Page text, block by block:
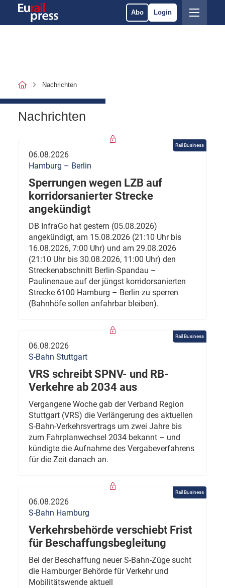
Abo Login
Nachrichten
Nachrichten
Rail Business
06.08.2026
Hamburg – Berlin
Sperrungen wegen LZB auf
korridorsanierter Strecke
angekündigt
DB InfraGo hat gestern (05.08.2026)
angekündigt, am 15.08.2026 (21:10 Uhr bis
16.08.2026, 7:00 Uhr) und am 29.08.2026
(21:10 Uhr bis 30.08.2026, 11:00 Uhr) den
Streckenabschnitt Berlin-Spandau –
Paulinenaue auf der jüngst korridorsanierten
Strecke 6100 Hamburg – Berlin zu sperren
(Bahnhöfe sollen anfahrbar bleiben).
Rail Business
06.08.2026
S-Bahn Stuttgart
VRS schreibt SPNV- und RB-
Verkehre ab 2034 aus
Vergangene Woche gab der Verband Region
Stuttgart (VRS) die Verlängerung des aktuellen
S-Bahn-Verkehrsvertrags um zwei Jahre bis
zum Fahrplanwechsel 2034 bekannt – und
kündigte die Aufnahme des Vergabeverfahrens
für die Zeit danach an.
Rail Business
06.08.2026
S-Bahn Hamburg
Verkehrsbehörde verschiebt Frist
für Beschaffungsbegleitung
Bei der Beschaffung neuer S-Bahn-Züge sucht
die Hamburger Behörde für Verkehr und
Mobilitätswende aktuell